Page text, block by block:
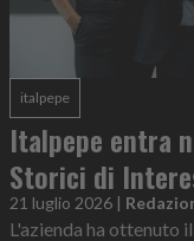
italpepe
Italpepe entra
Storici di
21 luglio 2026 |
L'azienda ha ottenuto